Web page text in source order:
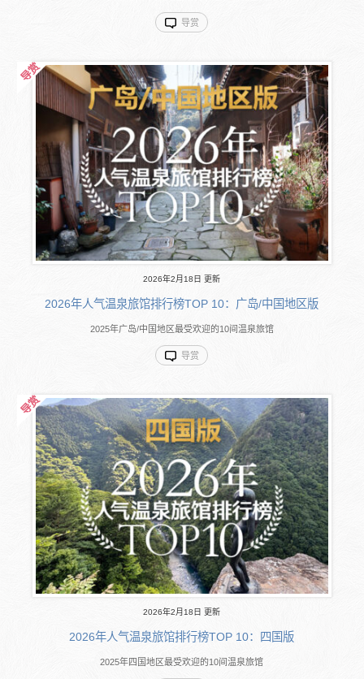
导赏
2026年2月18日 更新
2026年人气温泉旅馆排行榜TOP 10：广岛/中国地区版
2025年广岛/中国地区最受欢迎的10间温泉旅馆
导赏
2026年2月18日 更新
2026年人气温泉旅馆排行榜TOP 10：四国版
2025年四国地区最受欢迎的10间温泉旅馆